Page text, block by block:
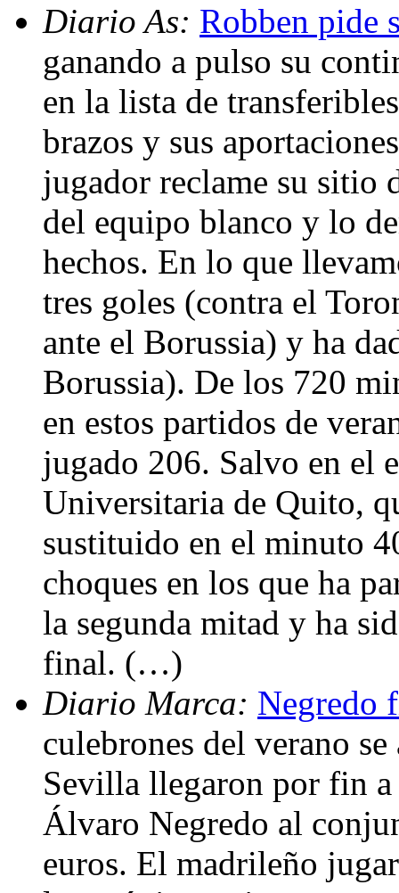
Diario As: Robben pide
ganando a pulso su
en la lista de
brazos y sus
jugador reclame su sitio
del equipo blanco y lo
hechos. En lo que
tres goles (contra el
ante el Borussia) y ha
Borussia). De los 720
en estos partidos de
jugado 206. Salvo en el
Universitaria de Quito,
sustituido en el minuto
choques en los que ha
la segunda mitad y ha
final. (…)
Diario Marca: Negredo
culebrones del verano
Sevilla llegaron por fin a
Álvaro Negredo al
euros. El madrileño